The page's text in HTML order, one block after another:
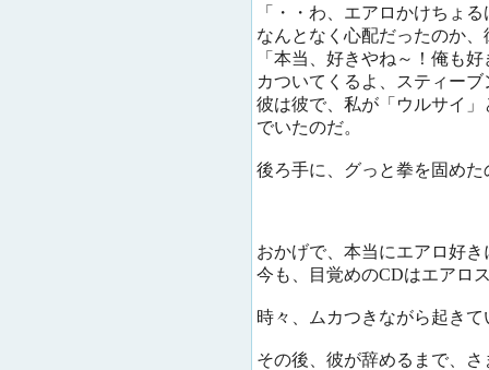
「・・わ、エアロかけちょ
なんとなく心配だったのか
「本当、好きやね～！俺も
カついてくるよ、スティーブ
彼は彼で、私が「ウルサイ
でいたのだ。
後ろ手に、グっと拳を固め
おかげで、本当にエアロ好
今も、目覚めのCDはエアロ
時々、ムカつきながら起きて
その後、彼が辞めるまで、